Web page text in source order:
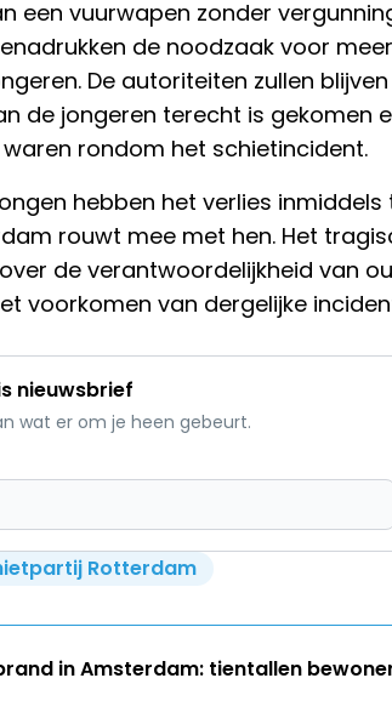
een vuurwapen zonder
de noodzaak voor
De autoriteiten zullen
de jongeren terecht is gekomen
rondom het schietincident.
hebben het verlies inmiddels
rouwt mee met hen. Het
de verantwoordelijkheid van
voorkomen van dergelijke
nieuwsbrief
wat er om je heen gebeurt.
Rotterdam
in Amsterdam: tientallen